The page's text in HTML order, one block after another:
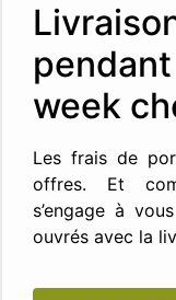
week
Les frais de
offres. Et
s’engage à
ouvrés avec la